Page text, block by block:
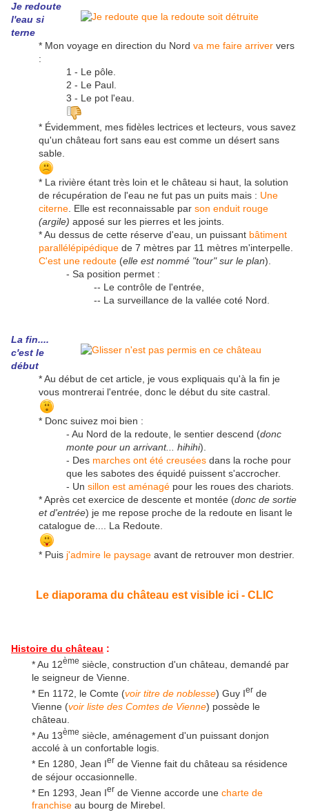
Je redoute
l'eau si
terne
* Mon voyage en direction du Nord va me faire arriver vers
:
1 - Le pôle.
2 - Le Paul.
3 - Le pot l'eau.
* Évidemment, mes fidèles lectrices et lecteurs, vous savez
qu'un château fort sans eau est comme un désert sans
sable.
* La rivière étant très loin et le château si haut, la solution
de récupération de l'eau ne fut pas un puits mais : Une
citerne . Elle est reconnaissable par son enduit rouge
(argile) apposé sur les pierres et les joints.
* Au dessus de cette réserve d'eau, un puissant bâtiment
parallélépipédique de 7 mètres par 11 mètres m'interpelle.
C'est une redoute (elle est nommé "tour" sur le plan).
- Sa position permet :
-- Le contrôle de l'entrée,
-- La surveillance de la vallée coté Nord.
La fin....
c'est le
début
* Au début de cet article, je vous expliquais qu'à la fin je
vous montrerai l'entrée, donc le début du site castral.
* Donc suivez moi bien :
- Au Nord de la redoute, le sentier descend (donc
monte pour un arrivant... hihihi).
- Des marches ont été creusées dans la roche pour
que les sabotes des équidé puissent s'accrocher.
- Un sillon est aménagé pour les roues des chariots.
* Après cet exercice de descente et montée (donc de sortie
et d'entrée) je me repose proche de la redoute en lisant le
catalogue de.... La Redoute.
* Puis j'admire le paysage avant de retrouver mon destrier.
Le diaporama du château est visible ici - CLIC
Histoire du château :
* Au 12ème siècle, construction d'un château, demandé par
le seigneur de Vienne.
* En 1172, le Comte (voir titre de noblesse) Guy Ier de
Vienne (voir liste des Comtes de Vienne) possède le
château.
* Au 13ème siècle, aménagement d'un puissant donjon
accolé à un confortable logis.
* En 1280, Jean Ier de Vienne fait du château sa résidence
de séjour occasionnelle.
* En 1293, Jean Ier de Vienne accorde une charte de
franchise au bourg de Mirebel.